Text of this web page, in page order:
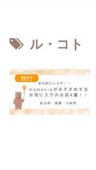
ル・コト
旅行